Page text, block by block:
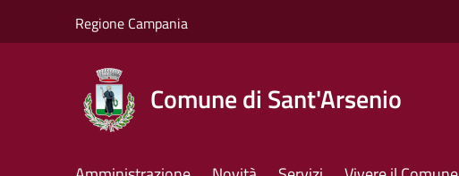
Regione Campania
Comune di Sant'Arsenio